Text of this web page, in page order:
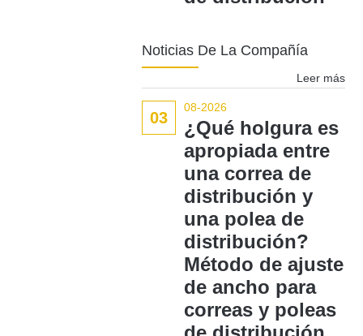
Noticias De La Compañía
Leer más
03
08-2026
¿Qué holgura es
apropiada entre
una correa de
distribución y
una polea de
distribución?
Método de ajuste
de ancho para
correas y poleas